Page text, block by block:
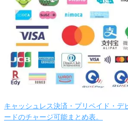
キャッシュレス決済・プリペイド・デ
ードのチャージ可能まとめ表。